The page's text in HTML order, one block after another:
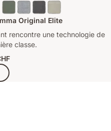
Original Elite
rencontre une technologie de
classe.